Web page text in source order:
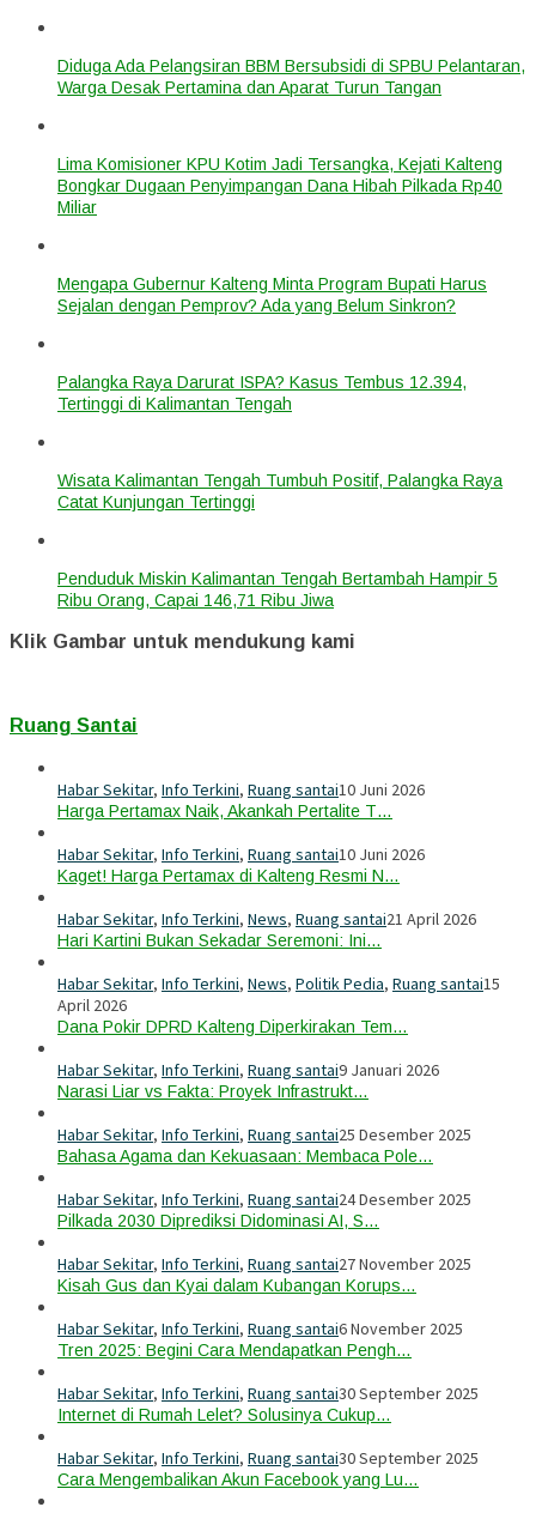
Diduga Ada Pelangsiran BBM Bersubsidi di SPBU Pelantaran,
Warga Desak Pertamina dan Aparat Turun Tangan
Lima Komisioner KPU Kotim Jadi Tersangka, Kejati Kalteng
Bongkar Dugaan Penyimpangan Dana Hibah Pilkada Rp40
Miliar
Mengapa Gubernur Kalteng Minta Program Bupati Harus
Sejalan dengan Pemprov? Ada yang Belum Sinkron?
Palangka Raya Darurat ISPA? Kasus Tembus 12.394,
Tertinggi di Kalimantan Tengah
Wisata Kalimantan Tengah Tumbuh Positif, Palangka Raya
Catat Kunjungan Tertinggi
Penduduk Miskin Kalimantan Tengah Bertambah Hampir 5
Ribu Orang, Capai 146,71 Ribu Jiwa
Klik Gambar untuk mendukung kami
Ruang Santai
Habar Sekitar, Info Terkini, Ruang santai10 Juni 2026
Harga Pertamax Naik, Akankah Pertalite T…
Habar Sekitar, Info Terkini, Ruang santai10 Juni 2026
Kaget! Harga Pertamax di Kalteng Resmi N…
Habar Sekitar, Info Terkini, News, Ruang santai21 April 2026
Hari Kartini Bukan Sekadar Seremoni: Ini…
Habar Sekitar, Info Terkini, News, Politik Pedia, Ruang santai15
April 2026
Dana Pokir DPRD Kalteng Diperkirakan Tem…
Habar Sekitar, Info Terkini, Ruang santai9 Januari 2026
Narasi Liar vs Fakta: Proyek Infrastrukt…
Habar Sekitar, Info Terkini, Ruang santai25 Desember 2025
Bahasa Agama dan Kekuasaan: Membaca Pole…
Habar Sekitar, Info Terkini, Ruang santai24 Desember 2025
Pilkada 2030 Diprediksi Didominasi AI, S…
Habar Sekitar, Info Terkini, Ruang santai27 November 2025
Kisah Gus dan Kyai dalam Kubangan Korups…
Habar Sekitar, Info Terkini, Ruang santai6 November 2025
Tren 2025: Begini Cara Mendapatkan Pengh…
Habar Sekitar, Info Terkini, Ruang santai30 September 2025
Internet di Rumah Lelet? Solusinya Cukup…
Habar Sekitar, Info Terkini, Ruang santai30 September 2025
Cara Mengembalikan Akun Facebook yang Lu…